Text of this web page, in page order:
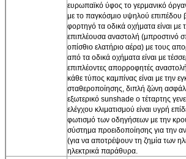
ευρωπαϊκό ύφος το γερμανικό
με το παγκόσμιο υψηλού επιπέδου
φορτηγό τα οδικά οχήματα είναι με
επιπλέουσα αναστολή (μπροστινό
οπίσθιο ελατήριο αέρα) με τους
από τα οδικά οχήματα είναι με
επιπλέοντες απορροφητές
κάθε τύπος καμπίνας είναι με την
σταθεροποίησης, διπλή ζώνη
εξωτερικό sunshade ο τέταρτης
ελέγχου κλιματισμού είναι υγρή
φωτισμό των οδηγήσεων με την
σύστημα προειδοποίησης για την
(για να αποτρέψουν τη ζημία των
ηλεκτρικά παράθυρα.